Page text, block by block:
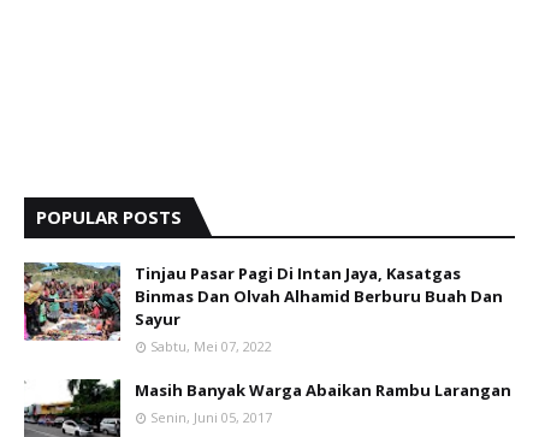
POPULAR POSTS
Tinjau Pasar Pagi Di Intan Jaya, Kasatgas
Binmas Dan Olvah Alhamid Berburu Buah Dan
Sayur
Sabtu, Mei 07, 2022
Masih Banyak Warga Abaikan Rambu Larangan
Senin, Juni 05, 2017